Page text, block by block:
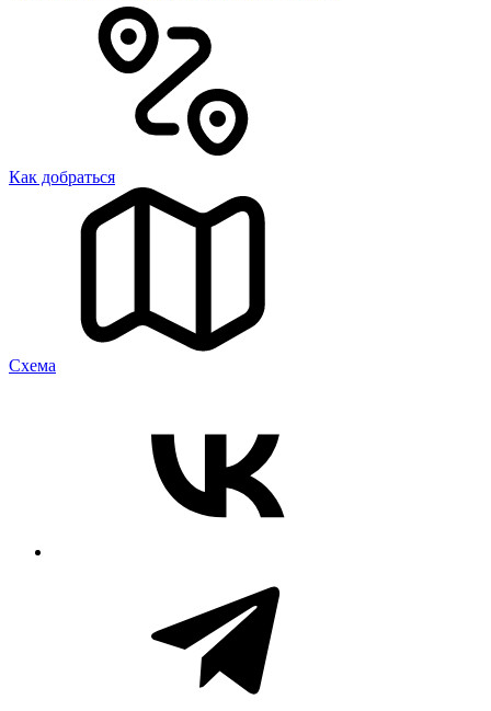
Как добраться
Cхема